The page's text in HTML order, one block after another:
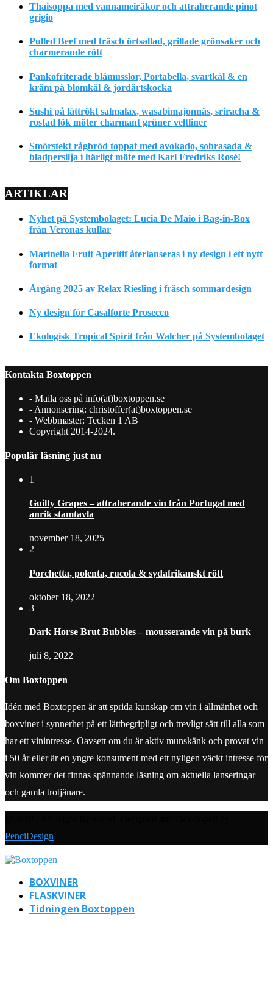
Thaisoppa med vannameiräkor och attraherande pinot
grigio
Pulled Beef med fräsch örtsallad, grillade grönsaker och
charmerande rött
Pankofriterade blåmusslor, Portabella, svartkål & en
kräm på blomkål & jordärtskocka
Sushi på lättrökt salmalax, wasabimajonnäs, sriracha &
rostad lök möter charmant grüner veltliner
Smörstekt rågbröd toppat med avokado, sobrasada &
bladpersilja i härligt möte med Karl Fredriks Rosé!
ARTIKLAR
Nyhet på Systembolaget: Lucia De Maio i Bag-in-Box
från Veronas kullar
Marinella Fruit Aperitif återlanseras i ny design i ett nytt
format
Årgång 2025 av Relax Riesling i fräsch sommardesign
Ny design för Casalforte Prosecco
Ekologisk Tropical Spirit från Walcher på Systembolaget
Kontakta Boxtoppen
- Maila oss på info(at)boxtoppen.se
- Annonsering: christoffer(at)boxtoppen.se
- Webbmaster: Tecken 1 AB
Copyright 2014-2024.
Populär läsning just nu
1
Guilty Grapes – attraherande vin från Portugal med
anrik stamtavla
november 18, 2025
2
Porchetta, polenta, rucola & sydafrikanskt rött
oktober 18, 2022
3
Dark Horse Brut Bubbles – mousserande vin på burk
juli 8, 2022
Om Boxtoppen
Idén med Boxtoppen är att sprida kunskap om vin i allmänhet och
boxviner i synnerhet på ett lättbegripligt och trevligt sätt till alla som
har ett vinintresse. Oavsett om du är aktiv munskänk och provat vin
i 50 år eller är en yngre konsument med ett nyligen väckt intresse för
vin kommer det finnas spännande läsning om aktuella lanseringar
och gamla trotjänare.
PenciDesign
BOXVINER
FLASKVINER
Tidningen Boxtoppen